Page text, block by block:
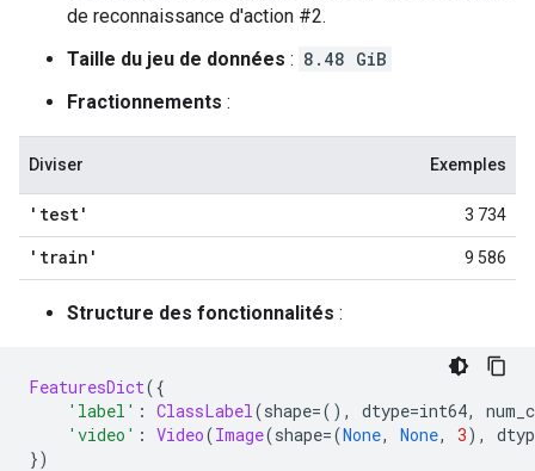
de reconnaissance d'action #2.
Taille du jeu de données : 8.48 GiB
Fractionnements :
Diviser Exemples
'test' 3 734
'train' 9 586
Structure des fonctionnalités :
FeaturesDict({
'label' : ClassLabel(shape=(), dtype=int64,
'video' : Video(Image(shape=(None, None, 3),
})